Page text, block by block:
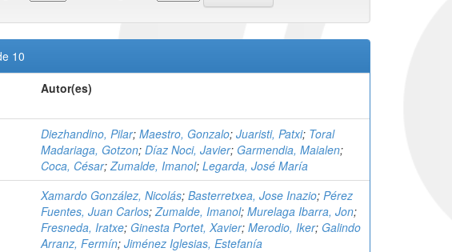
10
Autor(es)
Diezhandino, Pilar; Maestro, Gonzalo; Juaristi, Patxi; Toral
Madariaga, Gotzon; Díaz Noci, Javier; Garmendia, Maialen;
Coca, César;Zumalde, Imanol; Legarda, José María
Xamardo González, Nicolás; Basterretxea, Jose Inazio; Pérez
Fuentes, Juan Carlos;Zumalde, Imanol; Murelaga Ibarra, Jon;
Fresneda, Iratxe; Ginesta Portet, Xavier; Merodio, Iker; Galindo
Arranz, Fermín; Jiménez Iglesias, Estefanía